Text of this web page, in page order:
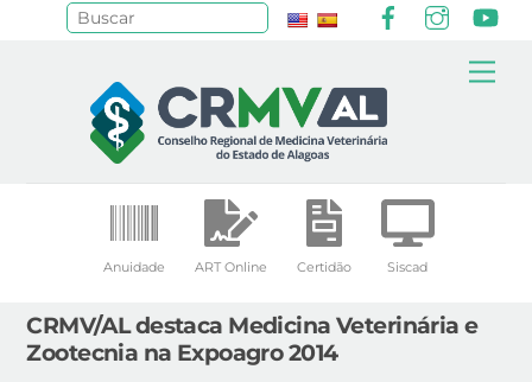
Anuidade ART Online Certidão Siscad
CRMV/AL destaca Medicina Veterinária e
Zootecnia na Expoagro 2014